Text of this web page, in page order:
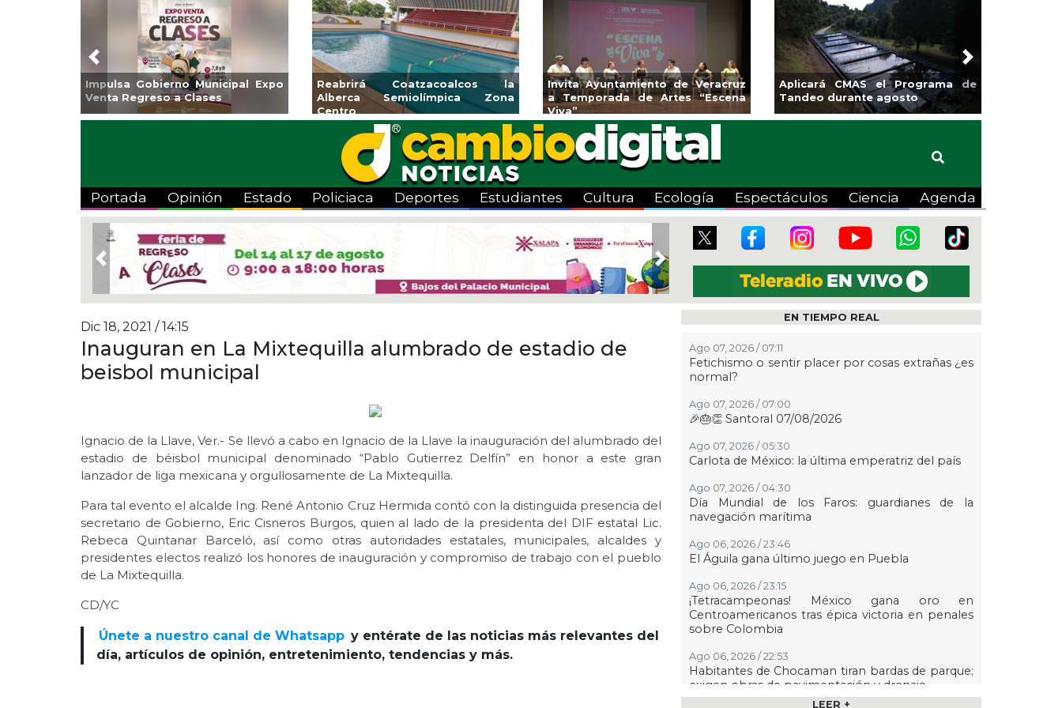
Impulsa Gobierno Municipal Expo
Venta Regreso a Clases
Reabrirá Coatzacoalcos la
Alberca Semiolímpica Zona
Centro
Invita Ayuntamiento de Veracruz
a Temporada de Artes “Escena
Viva”
Aplicará CMAS el Programa de
Tandeo durante agosto
Previous Next
Portada Opinión Estado Policiaca Deportes Estudiantes Cultura Ecología Espectáculos Ciencia Agenda
Previous Next
Dic 18, 2021 / 14:15
Inauguran en La Mixtequilla alumbrado de estadio de
beisbol municipal
Ignacio de la Llave, Ver.- Se llevó a cabo en Ignacio de la Llave la inauguración del alumbrado del
estadio de béisbol municipal denominado “Pablo Gutierrez Delfín” en honor a este gran
lanzador de liga mexicana y orgullosamente de La Mixtequilla.
Para tal evento el alcalde Ing. René Antonio Cruz Hermida contó con la distinguida presencia del
secretario de Gobierno, Eric Cisneros Burgos, quien al lado de la presidenta del DIF estatal Lic.
Rebeca Quintanar Barceló, así como otras autoridades estatales, municipales, alcaldes y
presidentes electos realizó los honores de inauguración y compromiso de trabajo con el pueblo
de La Mixtequilla.
CD/YC
Únete a nuestro canal de Whatsapp y entérate de las noticias más relevantes del
día, artículos de opinión, entretenimiento, tendencias y más.
EN TIEMPO REAL
Ago 07, 2026 / 07:11
Fetichismo o sentir placer por cosas extrañas ¿es
normal?
Ago 07, 2026 / 07:00
🎉🎂👏 Santoral 07/08/2026
Ago 07, 2026 / 05:30
Carlota de México: la última emperatriz del país
Ago 07, 2026 / 04:30
Día Mundial de los Faros: guardianes de la
navegación marítima
Ago 06, 2026 / 23:46
El Águila gana último juego en Puebla
Ago 06, 2026 / 23:15
¡Tetracampeonas! México gana oro en
Centroamericanos tras épica victoria en penales
sobre Colombia
Ago 06, 2026 / 22:53
Habitantes de Chocaman tiran bardas de parque;
exigen obras de pavimentación y drenaje
LEER +